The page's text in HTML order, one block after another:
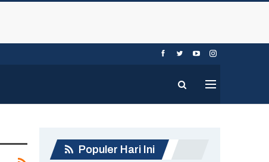
Populer Hari Ini